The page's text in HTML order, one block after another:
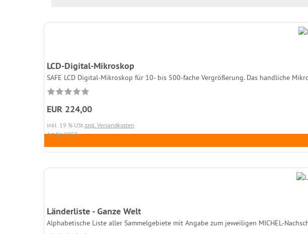
LCD-Digital-Mikroskop
SAFE LCD Digital-Mikroskop für 10- bis 500-fache Vergrößerung. Das handliche
EUR 224,00
inkl. 19 % USt zzgl. Versandkosten
Art.Nr. 9755
Länderliste - Ganze Welt
Alphabetische Liste aller Sammelgebiete mit Angabe zum jeweiligen MICHEL-